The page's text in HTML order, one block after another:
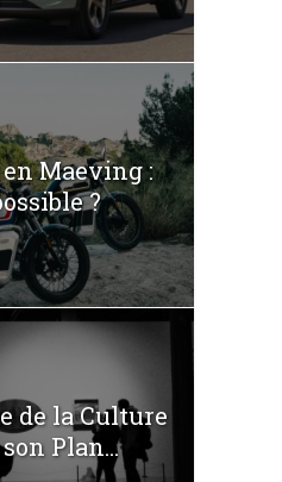
Maeving :
?
de la Culture
Plan...